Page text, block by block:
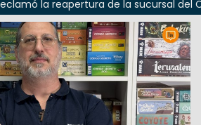
la reapertura de la sucursal del